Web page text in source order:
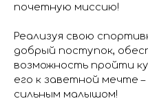
почетную миссию!
Реализуя свою
добрый поступок,
возможность пройти
его к заветной мечте
сильным малышом!